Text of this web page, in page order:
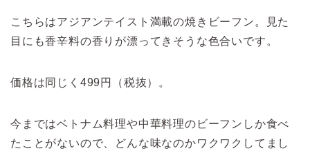
こちらはアジアンテイスト満載の焼きビーフン。見た
目にも香辛料の香りが漂ってきそうな色合いです。
価格は同じく499円（税抜）。
今まではベトナム料理や中華料理のビーフンしか食べ
たことがないので、どんな味なのかワクワクしてまし